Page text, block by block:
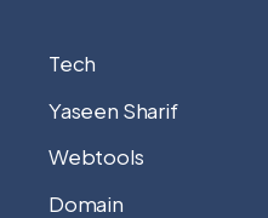
Tech
Yaseen Sharif
Webtools
Domain